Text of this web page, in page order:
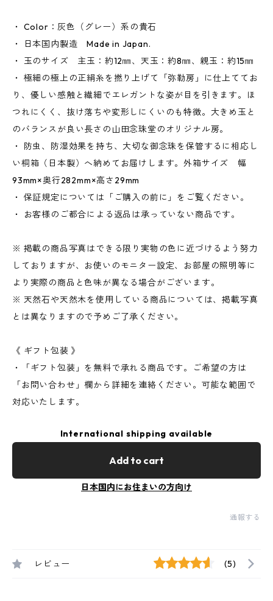
・ Color：灰色（グレー）系の貴石
・ 日本国内製造 Made in Japan.
・ 玉のサイズ 主玉：約12㎜、天玉：約8㎜、親玉：約15㎜
・ 極細の極上の正絹糸を撚り上げて「弥勒房」に仕上ててお
り、優しい感触と繊細でエレガントな姿が目を引きます。ほ
つれにくく、抜け落ちや変形しにくいのも特徴。大きめ玉と
のバランスが良い長さの山田念珠堂のオリジナル房。
・ 防虫、防湿効果を持ち、大切な御念珠を保管するに相応し
い桐箱（日本製）へ納めてお届けします。外箱サイズ 幅
93mm×奥行282mm×高さ29mm
・ 保証規定については「ご購入の前に」をご覧ください。
・ お客様のご都合による返品は承っていない商品です。
※ 掲載の商品写真はできる限り実物の色に近づけるよう努力
しておりますが、お使いのモニター設定、お部屋の照明等に
より実際の商品と色味が異なる場合がございます。
※ 天然石や天然木を使用している商品については、掲載写真
とは異なりますので予めご了承ください。
《 ギフト包装 》
・「ギフト包装」を無料で承れる商品です。ご希望の方は
「お問い合わせ」欄から詳細を連絡ください。可能な範囲で
対応いたします。
International shipping available
Add to cart
日本国内にお住まいの方向け
通報する
レビュー (5)